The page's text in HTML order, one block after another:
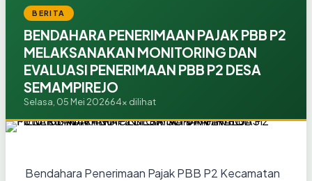
BERITA
BENDAHARA PENERIMAAN PAJAK PBB P2
MELAKSANAKAN MONITORING DAN
EVALUASI PENERIMAAN PBB P2 DESA
SEMAMPIREJO
Selasa, 05 Mei 202664x dilihat
Bendahara Penerimaan Pajak PBB P2 Kecamatan